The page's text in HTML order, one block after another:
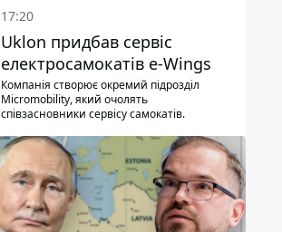
17:20
Uklon придбав сервіс
електросамокатів e-Wings
Компанія створює окремий підрозділ
Micromobility, який очолять
співзасновники сервісу самокатів.